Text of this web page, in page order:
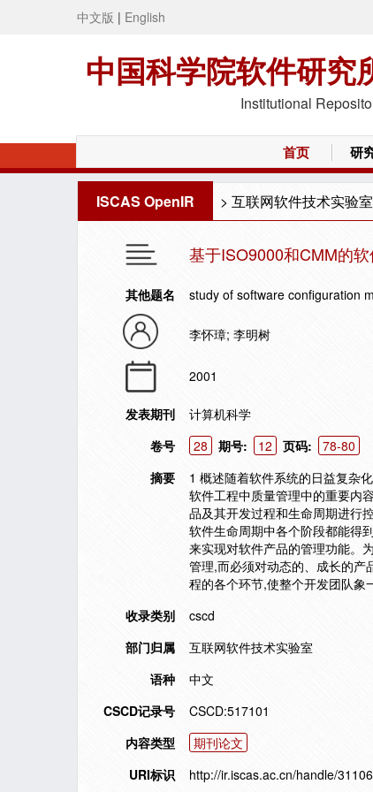
中文版 | English
中国科学院软件研究
Institutional
首页 研
ISCAS OpenIR > 互联网软件技术实验室
基于ISO9000和CMM的
其他题名 study of software configuration
李怀璋; 李明树
2001
发表期刊
计算机科学
卷号
28 期号: 12 页码:
78-80
摘要
1 概述随着软件系统的日益复杂
软件工程中质量管理中的重要内
品及其开发过程和生命周期进行
软件生命周期中各个阶段都能得
来实现对软件产品的管理功能。
管理,而必须对动态的、成长的产
程的各个环节,使整个开发团队象
收录类别
cscd
部门归属
互联网软件技术实验室
语种
中文
CSCD记录号
CSCD:517101
内容类型
期刊论文
URI标识
http://ir.iscas.ac.cn/handle/